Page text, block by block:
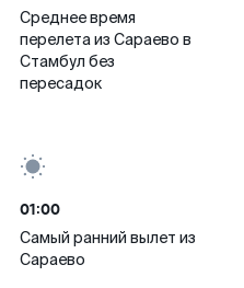
Среднее время
перелета из Сараево в
Стамбул без
пересадок
01:00
Самый ранний вылет из
Сараево